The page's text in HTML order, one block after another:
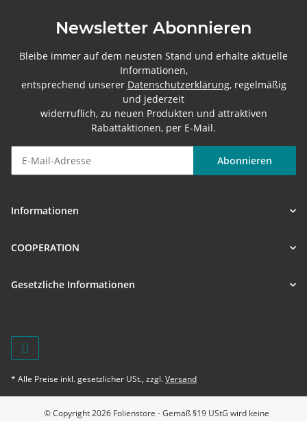
Newsletter Abonnieren
Bleibe immer auf dem neusten Stand und erhalte aktuelle
Informationen,
entsprechend unserer Datenschutzerklärung, regelmäßig
und jederzeit
widerruflich, zu neuen Produkten und attraktiven
Rabattaktionen, per E-Mail.
Abonnieren
Informationen
COOPERATION
Gesetzliche Informationen
* Alle Preise inkl. gesetzlicher USt., zzgl.Versand
© Copyright 2026 Folienstore - Gemäß §19 UStG wird keine